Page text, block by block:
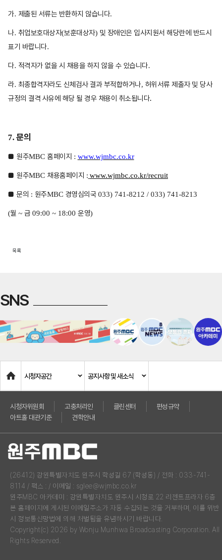
가. 제출된 서류는 반환하지 않습니다.
나. 취업보호대상자(보훈대상자) 및 장애인은 입사지원서 해당란에 반드시
표기 바랍니다.
다. 적격자가 없을 시 채용을 하지 않을 수 있습니다.
라. 최종합격자라도 신체검사 결과 부적합하거나, 허위서류 제출자 및 당사
규정의 결격 사유에 해당 될 경우 채용이 취소됩니다.
7. 문의
■ 원주MBC 홈페이지 : www.wjmbc.co.kr
■ 원주MBC 채용홈페이지 : www.wjmbc.co.kr/recruit
■ 문의 : 원주MBC 경영심의국 033) 741-8212 / 033) 741-8213
(월 ~ 금 09:00 ~ 18:00 운영)
목록
SNS
Home
시청자공간 공지사항 및 새소식
시청자위원회 고충처리인 클린센터
편성규약
아트홀 대관기준
견학안내
(26412) 강원특별자치도 원주시 학성길 67 (학성동) / 전화 : 033-741-
8114 / 팩스 : / 이메일 : sglee@wjmbc.co.kr
원주MBC 아카데미 : 강원특별자치도 원주시 시청로 22 리젠트프라자 6층
본 홈페이지에 게시된 이메일주소가 자동 수집되는 것을 거부하며, 이를 위반
시 정보통신망법에 의해 처벌됨을 유념하시기 바랍니다.
Copyright(c) 2026 by Wonju Munhwa Broadcasting Corporation. All
Rights Reserved.